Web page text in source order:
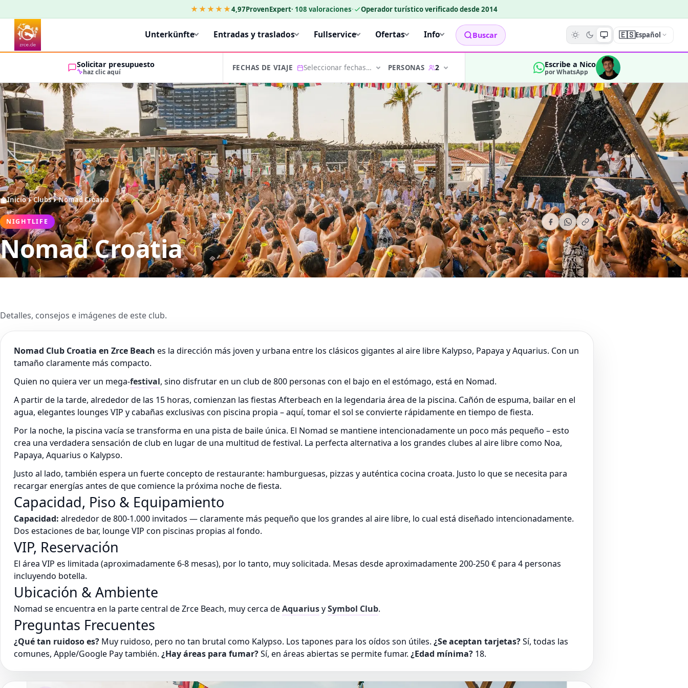
★★★★★4,97ProvenExpert· 108 valoraciones· Operador turístico verificado desde 2014
Unterkünfte Entradas y traslados Fullservice Ofertas Info Buscar 🇪🇸Español
Solicitar presupuesto
haz clic aquí FECHAS DE VIAJE Seleccionar fechas… PERSONAS 2 Escribe a Nico
por WhatsApp
Inicio Clubs Nomad Croatia
NIGHTLIFE
Nomad Croatia
Detalles, consejos e imágenes de este club.
Nomad Club Croatia en Zrce Beach es la dirección más joven y urbana entre los clásicos gigantes al aire libre Kalypso, Papaya y Aquarius. Con un
tamaño claramente más compacto.
Quien no quiera ver un mega-festival, sino disfrutar en un club de 800 personas con el bajo en el estómago, está en Nomad.
A partir de la tarde, alrededor de las 15 horas, comienzan las fiestas Afterbeach en la legendaria área de la piscina. Cañón de espuma, bailar en el
agua, elegantes lounges VIP y cabañas exclusivas con piscina propia – aquí, tomar el sol se convierte rápidamente en tiempo de fiesta.
Por la noche, la piscina vacía se transforma en una pista de baile única. El Nomad se mantiene intencionadamente un poco más pequeño – esto
crea una verdadera sensación de club en lugar de una multitud de festival. La perfecta alternativa a los grandes clubes al aire libre como Noa,
Papaya, Aquarius o Kalypso.
Justo al lado, también espera un fuerte concepto de restaurante: hamburguesas, pizzas y auténtica cocina croata. Justo lo que se necesita para
recargar energías antes de que comience la próxima noche de fiesta.
Capacidad, Piso & Equipamiento
Capacidad: alrededor de 800-1.000 invitados — claramente más pequeño que los grandes al aire libre, lo cual está diseñado intencionadamente.
Dos estaciones de bar, lounge VIP con piscinas propias al fondo.
VIP, Reservación
El área VIP es limitada (aproximadamente 6-8 mesas), por lo tanto, muy solicitada. Mesas desde aproximadamente 200-250 € para 4 personas
incluyendo botella.
Ubicación & Ambiente
Nomad se encuentra en la parte central de Zrce Beach, muy cerca deAquariusySymbol Club.
Preguntas Frecuentes
¿Qué tan ruidoso es? Muy ruidoso, pero no tan brutal como Kalypso. Los tapones para los oídos son útiles. ¿Se aceptan tarjetas?Sí, todas las
comunes, Apple/Google Pay también. ¿Hay áreas para fumar?Sí, en áreas abiertas se permite fumar. ¿Edad mínima? 18.